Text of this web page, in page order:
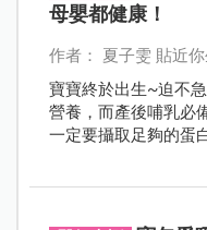
母嬰都健康！
作者： 夏子雯 貼近
寶寶終於出生~迫不
營養，而產後哺乳必
一定要攝取足夠的蛋